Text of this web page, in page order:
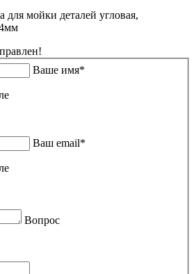
мойки деталей угловая,
Ваше имя*
Ваш email*
Вопрос